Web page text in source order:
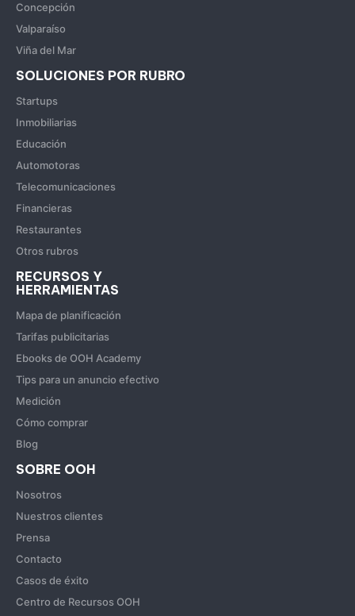
Concepción
Valparaíso
Viña del Mar
SOLUCIONES POR RUBRO
Startups
Inmobiliarias
Educación
Automotoras
Telecomunicaciones
Financieras
Restaurantes
Otros rubros
RECURSOS Y
HERRAMIENTAS
Mapa de planificación
Tarifas publicitarias
Ebooks de OOH Academy
Tips para un anuncio efectivo
Medición
Cómo comprar
Blog
SOBRE OOH
Nosotros
Nuestros clientes
Prensa
Contacto
Casos de éxito
Centro de Recursos OOH